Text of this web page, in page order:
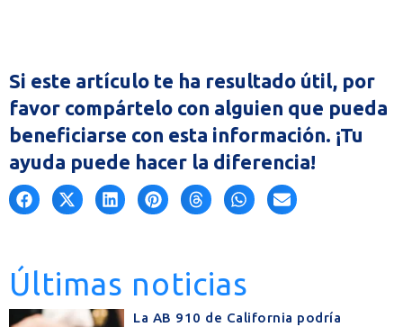
Si este artículo te ha resultado útil, por
favor compártelo con alguien que pueda
beneficiarse con esta información. ¡Tu
ayuda puede hacer la diferencia!
Últimas noticias
La AB 910 de California podría